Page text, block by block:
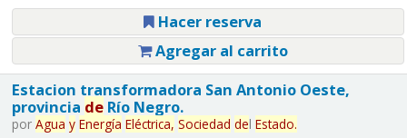
Hacer reserva
Agregar al carrito
Estacion transformadora San Antonio Oeste,
provincia deRío Negro.
por Agua y Energía Eléctrica, Sociedad del Estado.